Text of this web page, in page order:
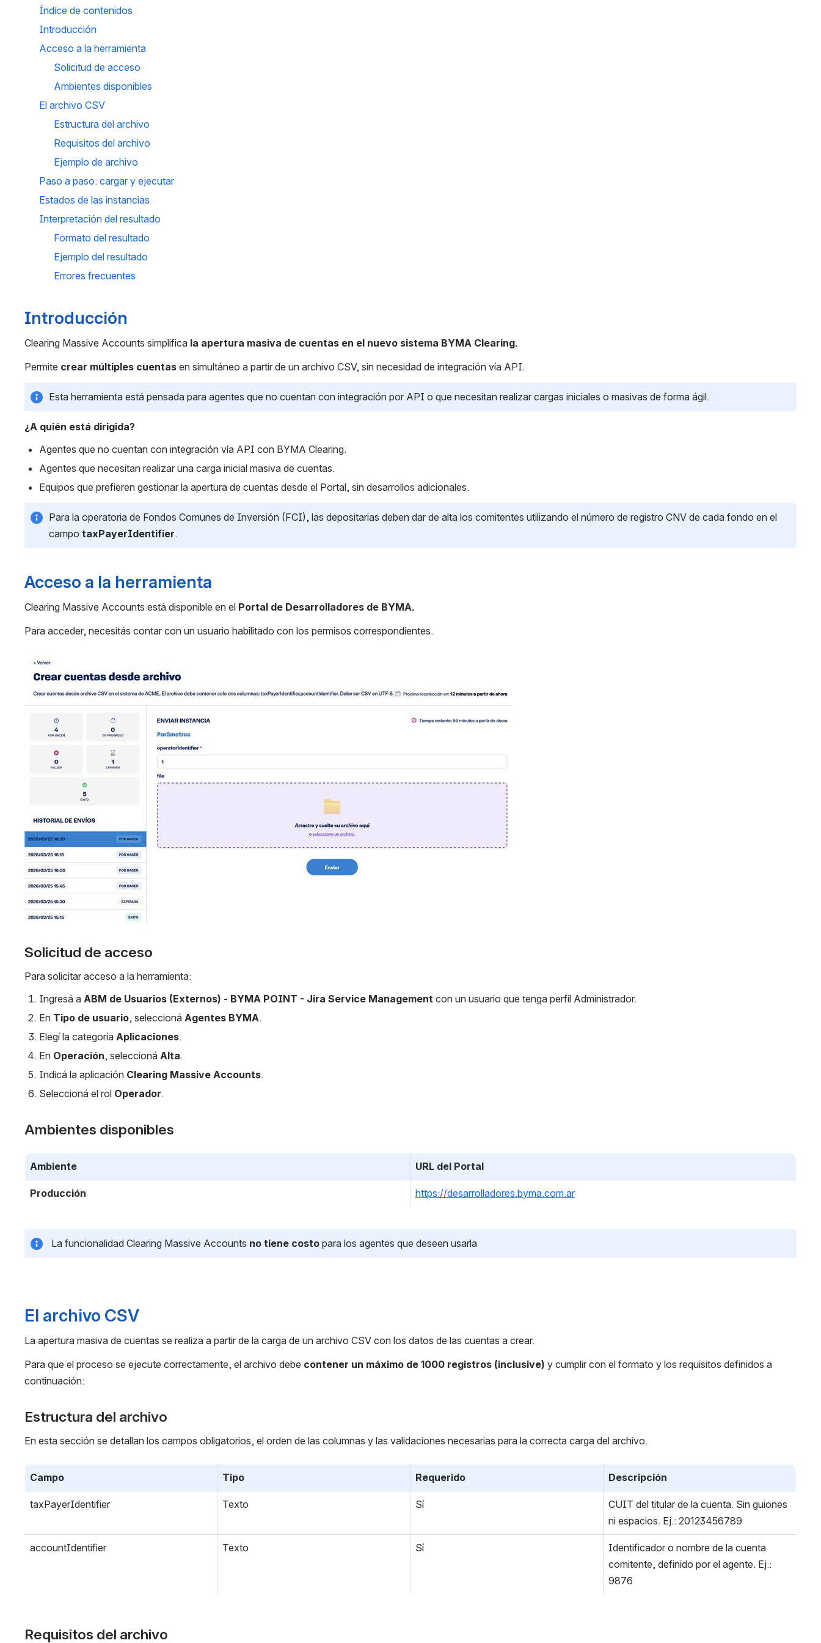
Índice de contenidos
Introducción
Acceso a la herramienta
Solicitud de acceso
Ambientes disponibles
El archivo CSV
Estructura del archivo
Requisitos del archivo
Ejemplo de archivo
Paso a paso: cargar y ejecutar
Estados de las instancias
Interpretación del resultado
Formato del resultado
Ejemplo del resultado
Errores frecuentes
Introducción
Clearing Massive Accounts simplifica la apertura masiva de cuentas en el nuevo sistema BYMA Clearing.
Permite crear múltiples cuentas en simultáneo a partir de un archivo CSV, sin necesidad de integración vía API.
Esta herramienta está pensada para agentes que no cuentan con integración por API o que necesitan realizar cargas iniciales o masivas de forma ágil.
¿A quién está dirigida?
Agentes que no cuentan con integración vía API con BYMA Clearing.
Agentes que necesitan realizar una carga inicial masiva de cuentas.
Equipos que prefieren gestionar la apertura de cuentas desde el Portal, sin desarrollos adicionales.
Para la operatoria de Fondos Comunes de Inversión (FCI), las depositarias deben dar de alta los comitentes utilizando el número de registro CNV de cada fondo en el
campo taxPayerIdentifier.
Acceso a la herramienta
Clearing Massive Accounts está disponible en el Portal de Desarrolladores de BYMA.
Para acceder, necesitás contar con un usuario habilitado con los permisos correspondientes.
Abrir
Solicitud de acceso
Para solicitar acceso a la herramienta:
Ingresá a ABM de Usuarios (Externos) - BYMA POINT - Jira Service Management con un usuario que tenga perfil Administrador.
En Tipo de usuario, seleccioná Agentes BYMA.
Elegí la categoría Aplicaciones.
En Operación, seleccioná Alta.
Indicá la aplicación Clearing Massive Accounts.
Seleccioná el rol Operador.
Ambientes disponibles
Ambiente URL del Portal
Producción https://desarrolladores.byma.com.ar
La funcionalidad Clearing Massive Accounts no tiene costo para los agentes que deseen usarla
El archivo CSV
La apertura masiva de cuentas se realiza a partir de la carga de un archivo CSV con los datos de las cuentas a crear.
Para que el proceso se ejecute correctamente, el archivo debe contener un máximo de 1000 registros (inclusive) y cumplir con el formato y los requisitos definidos a
continuación:
Estructura del archivo
En esta sección se detallan los campos obligatorios, el orden de las columnas y las validaciones necesarias para la correcta carga del archivo.
Campo Tipo Requerido Descripción
taxPayerIdentifier Texto Sí
CUIT del titular de la cuenta. Sin guiones
ni espacios. Ej.: 20123456789
accountIdentifier Texto Sí
Identificador o nombre de la cuenta
comitente, definido por el agente. Ej.:
9876
Requisitos del archivo